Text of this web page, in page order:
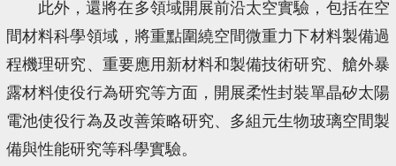
此外，還將在多領域開展前沿太空實驗，包括在空
間材料科學領域，將重點圍繞空間微重力下材料製備過
程機理研究、重要應用新材料和製備技術研究、艙外暴
露材料使役行為研究等方面，開展柔性封裝單晶矽太陽
電池使役行為及改善策略研究、多組元生物玻璃空間製
備與性能研究等科學實驗。